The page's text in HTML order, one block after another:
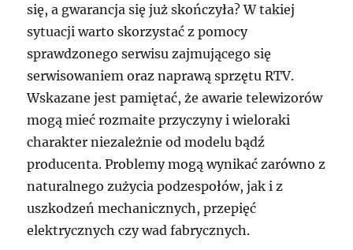
się, a gwarancja się już skończyła? W takiej
sytuacji warto skorzystać z pomocy
sprawdzonego serwisu zajmującego się
serwisowaniem oraz naprawą sprzętu RTV.
Wskazane jest pamiętać, że awarie telewizorów
mogą mieć rozmaite przyczyny i wieloraki
charakter niezależnie od modelu bądź
producenta. Problemy mogą wynikać zarówno z
naturalnego zużycia podzespołów, jak i z
uszkodzeń mechanicznych, przepięć
elektrycznych czy wad fabrycznych.